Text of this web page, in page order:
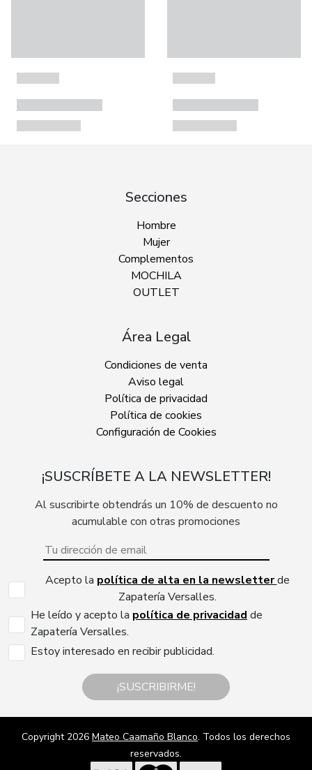
Secciones
Hombre
Mujer
Complementos
MOCHILA
OUTLET
Área Legal
Condiciones de venta
Aviso legal
Política de privacidad
Política de cookies
Configuración de Cookies
¡SUSCRÍBETE A LA NEWSLETTER!
Al suscribirte obtendrás un 10% de descuento no
acumulable con otras promociones
Acepto la política de alta en la newsletterde
Zapatería Versalles.
He leído y acepto la política de privacidad de
Zapatería Versalles.
Estoy interesado en recibir publicidad.
¡SUSCRIBIRME!
Copyright 2026 Mateo Caamaño Blanco. Todos los derechos
reservados.